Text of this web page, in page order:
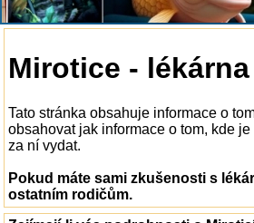
Mirotice - lékárna
Tato stránka obsahuje informace o
obsahovat jak informace o tom, kde
za ní vydat.
Pokud máte sami zkušenosti s
ostatním rodičům.